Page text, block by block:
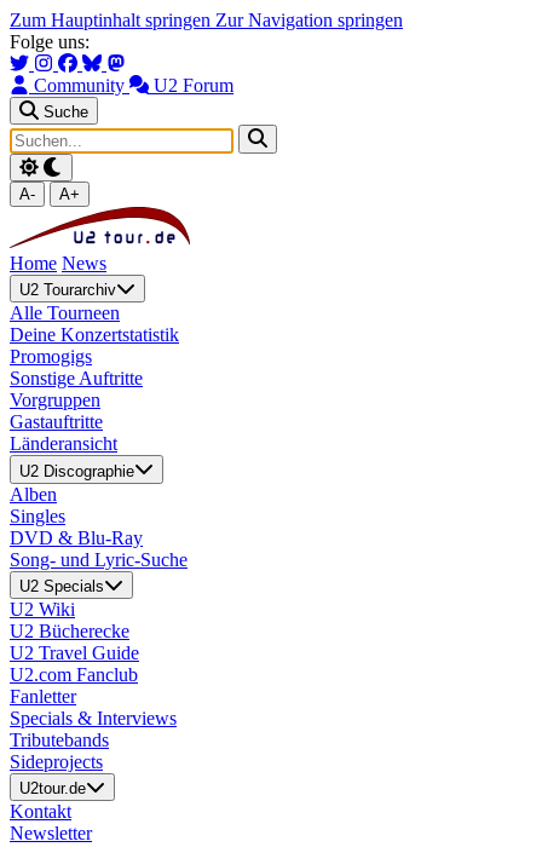
Zum Hauptinhalt springen Zur Navigation springen
Folge uns:
Community U2 Forum
Suche
A- A+
Home News
U2 Tourarchiv
Alle Tourneen
Deine Konzertstatistik
Promogigs
Sonstige Auftritte
Vorgruppen
Gastauftritte
Länderansicht
U2 Discographie
Alben
Singles
DVD & Blu-Ray
Song- und Lyric-Suche
U2 Specials
U2 Wiki
U2 Bücherecke
U2 Travel Guide
U2.com Fanclub
Fanletter
Specials & Interviews
Tributebands
Sideprojects
U2tour.de
Kontakt
Newsletter